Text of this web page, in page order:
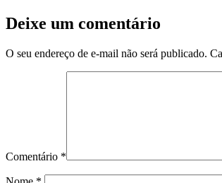
Deixe um comentário
O seu endereço de e-mail não será publicado.
Comentário *